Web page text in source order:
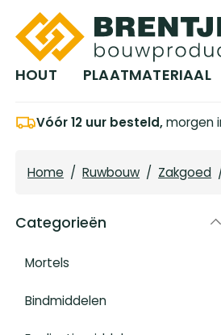
Ga naar hoofdinhoud
HOUT PLAATMATERIAAL
Vóór 12 uur besteld,morgen
Home / Ruwbouw / Zakgoed
Categorieën
Mortels
Bindmiddelen